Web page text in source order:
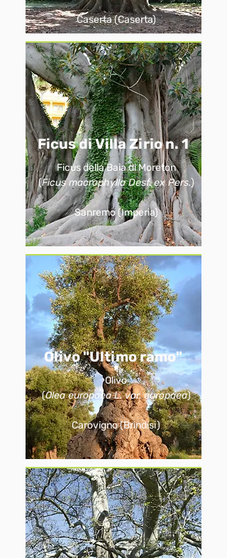
Caserta (Caserta)
Ficus di Villa Zirio n. 1
Ficus della Baia di Moreton
(Ficus macrophylla Desf. ex Pers.)
Sanremo (Imperia)
Olivo "Ultimo ramo"
Olivo
(Olea europaea L. var. europaea)
Carovigno (Brindisi)